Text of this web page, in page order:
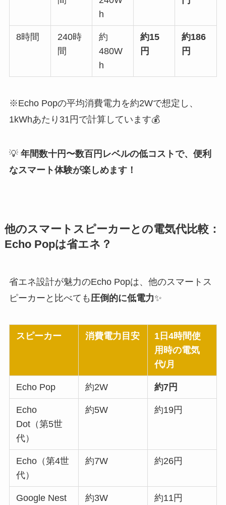
h
8時間
240時
間
約
480W
h
約15
円
約186
円
※Echo Popの平均消費電力を約2Wで想定し、
1kWhあたり31円で計算しています💰
💡 年間数十円〜数百円レベルの低コストで、便利
なスマート体験が楽しめます！
他のスマートスピーカーとの電気代比較：
Echo Popは省エネ？
省エネ設計が魅力のEcho Popは、他のスマートス
ピーカーと比べても圧倒的に低電力✨
スピーカー 消費電力目安
1日4時間使
用時の電気
代/月
Echo Pop 約2W 約7円
Echo
Dot（第5世
代）
約5W 約19円
Echo（第4世
代）
約7W 約26円
Google Nest
約3W 約11円